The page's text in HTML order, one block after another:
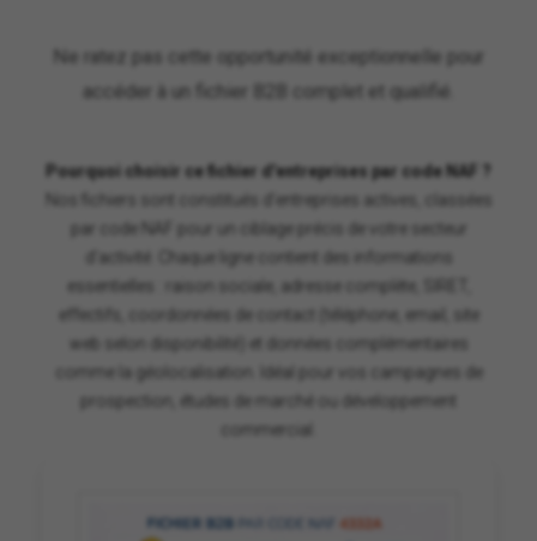
Ne ratez pas cette opportunité exceptionnelle pour
accéder à un fichier B2B complet et qualifié.
Pourquoi choisir ce fichier d'entreprises par code NAF ?
Nos fichiers sont constitués d'entreprises actives, classées
par code NAF pour un ciblage précis de votre secteur
d'activité. Chaque ligne contient des informations
essentielles : raison sociale, adresse complète, SIRET,
effectifs, coordonnées de contact (téléphone, email, site
web selon disponibilité) et données complémentaires
comme la géolocalisation. Idéal pour vos campagnes de
prospection, études de marché ou développement
commercial.